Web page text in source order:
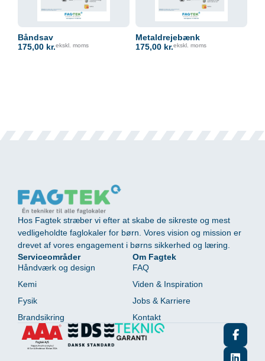
Båndsav
175,00 kr.ekskl. moms
Metaldrejebænk
175,00 kr.ekskl. moms
Hos Fagtek stræber vi efter at skabe de sikreste og mest
vedligeholdte faglokaler for børn. Vores vision og mission er
drevet af vores engagement i børns sikkerhed og læring.
Serviceområder
Håndværk og design
Kemi
Fysik
Brandsikring
Om Fagtek
FAQ
Viden & Inspiration
Jobs & Karriere
Kontakt